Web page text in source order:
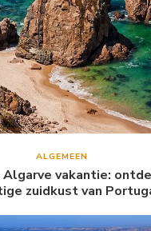
ALGEMEEN
vakantie:
zuidkust van